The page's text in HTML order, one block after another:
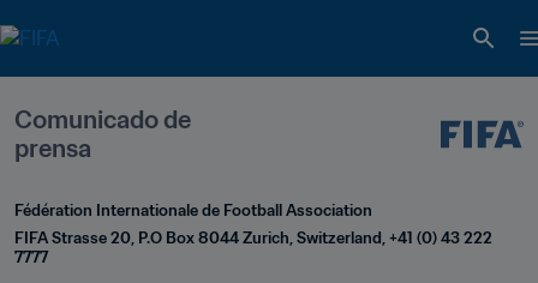
Comunicado de
prensa
Fédération Internationale de Football Association
FIFA Strasse 20, P.O Box 8044 Zurich, Switzerland, +41 (0) 43 222
7777